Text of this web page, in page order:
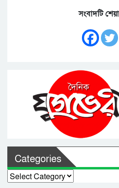
সংবাদটি
Categories
Categories